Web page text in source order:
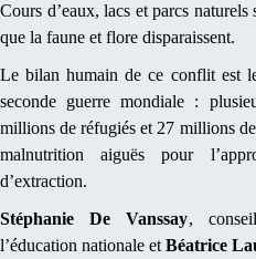
Cours d’eaux, lacs et parcs
que la faune et flore disparaissent.
Le bilan humain de ce conflit est
seconde guerre mondiale :
millions de réfugiés et 27 millions
malnutrition aiguës pour
d’extraction.
Stéphanie De Vanssay,
l’éducation nationale etBéatrice